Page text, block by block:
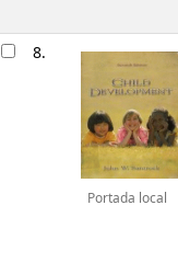
8.
Portada local